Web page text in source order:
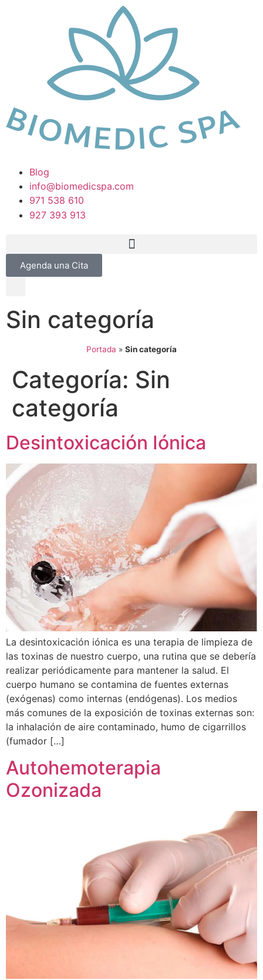
Blog
info@biomedicspa.com
971 538 610
927 393 913
Agenda una Cita
Sin categoría
Portada » Sin categoría
Categoría: Sin
categoría
Desintoxicación Iónica
La desintoxicación iónica es una terapia de limpieza de
las toxinas de nuestro cuerpo, una rutina que se debería
realizar periódicamente para mantener la salud. El
cuerpo humano se contamina de fuentes externas
(exógenas) como internas (endógenas). Los medios
más comunes de la exposición de toxinas externas son:
la inhalación de aire contaminado, humo de cigarrillos
(fumador […]
Autohemoterapia
Ozonizada